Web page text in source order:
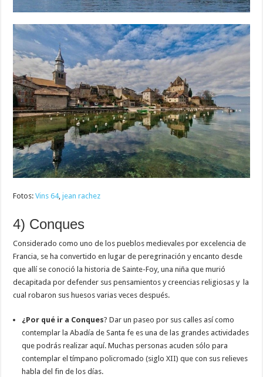
Fotos:Vins 64,jean rachez
4) Conques
Considerado como uno de los pueblos medievales por excelencia de
Francia, se ha convertido en lugar de peregrinación y encanto desde
que allí se conoció la historia de Sainte-Foy, una niña que murió
decapitada por defender sus pensamientos y creencias religiosas y la
cual robaron sus huesos varias veces después.
¿Por qué ir a Conques? Dar un paseo por sus calles así como
contemplar la Abadía de Santa fe es una de las grandes actividades
que podrás realizar aquí. Muchas personas acuden sólo para
contemplar el tímpano policromado (siglo XII) que con sus relieves
habla del fin de los días.